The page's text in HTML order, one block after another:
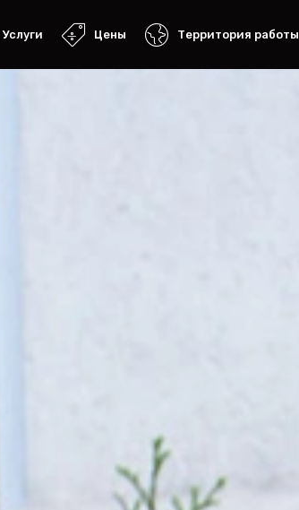
Услуги Цены Территория работы